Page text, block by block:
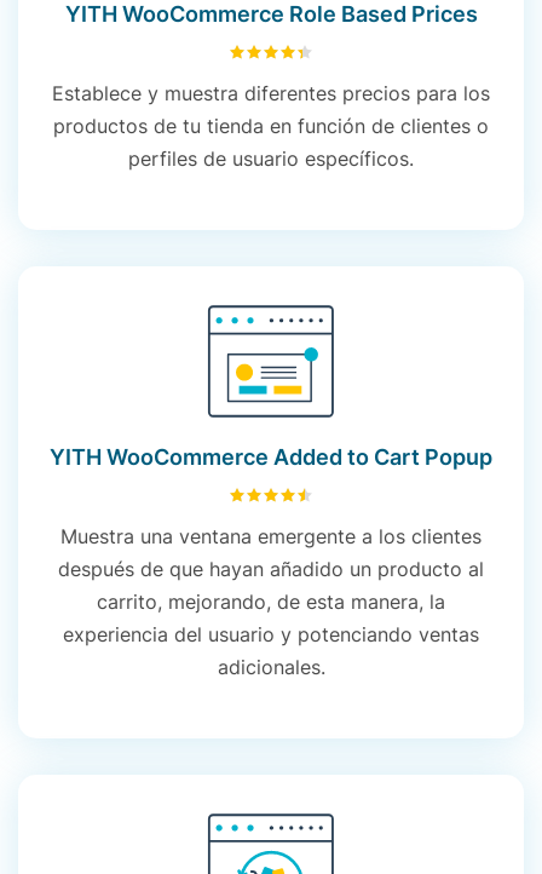
YITH WooCommerce Role Based Prices
Establece y muestra diferentes precios para los
productos de tu tienda en función de clientes o
perfiles de usuario específicos.
YITH WooCommerce Added to Cart Popup
Muestra una ventana emergente a los clientes
después de que hayan añadido un producto al
carrito, mejorando, de esta manera, la
experiencia del usuario y potenciando ventas
adicionales.